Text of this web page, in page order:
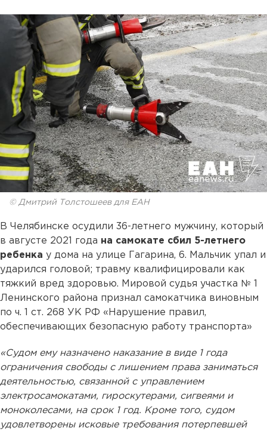
© Дмитрий Толстошеев для ЕАН
В Челябинске осудили 36-летнего мужчину, который
в августе 2021 года на самокате сбил 5-летнего
ребенка у дома на улице Гагарина, 6. Мальчик упал и
ударился головой; травму квалифицировали как
тяжкий вред здоровью. Мировой судья участка № 1
Ленинского района признал самокатчика виновным
по ч. 1 ст. 268 УК РФ «Нарушение правил,
обеспечивающих безопасную работу транспорта»
«Судом ему назначено наказание в виде 1 года
ограничения свободы с лишением права заниматься
деятельностью, связанной с управлением
электросамокатами, гироскутерами, сигвеями и
моноколесами, на срок 1 год. Кроме того, судом
удовлетворены исковые требования потерпевшей